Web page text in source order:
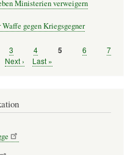
Ministerien verweigern
gegen Kriegsgegner
Seite
3 Seite
4 Seite
5 Seite
6 Seite
7
Nächste
Next ›
Letzte
Last »